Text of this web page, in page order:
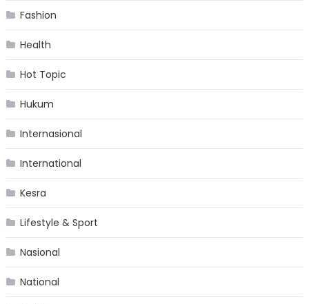
Fashion
Health
Hot Topic
Hukum
Internasional
International
Kesra
Lifestyle & Sport
Nasional
National